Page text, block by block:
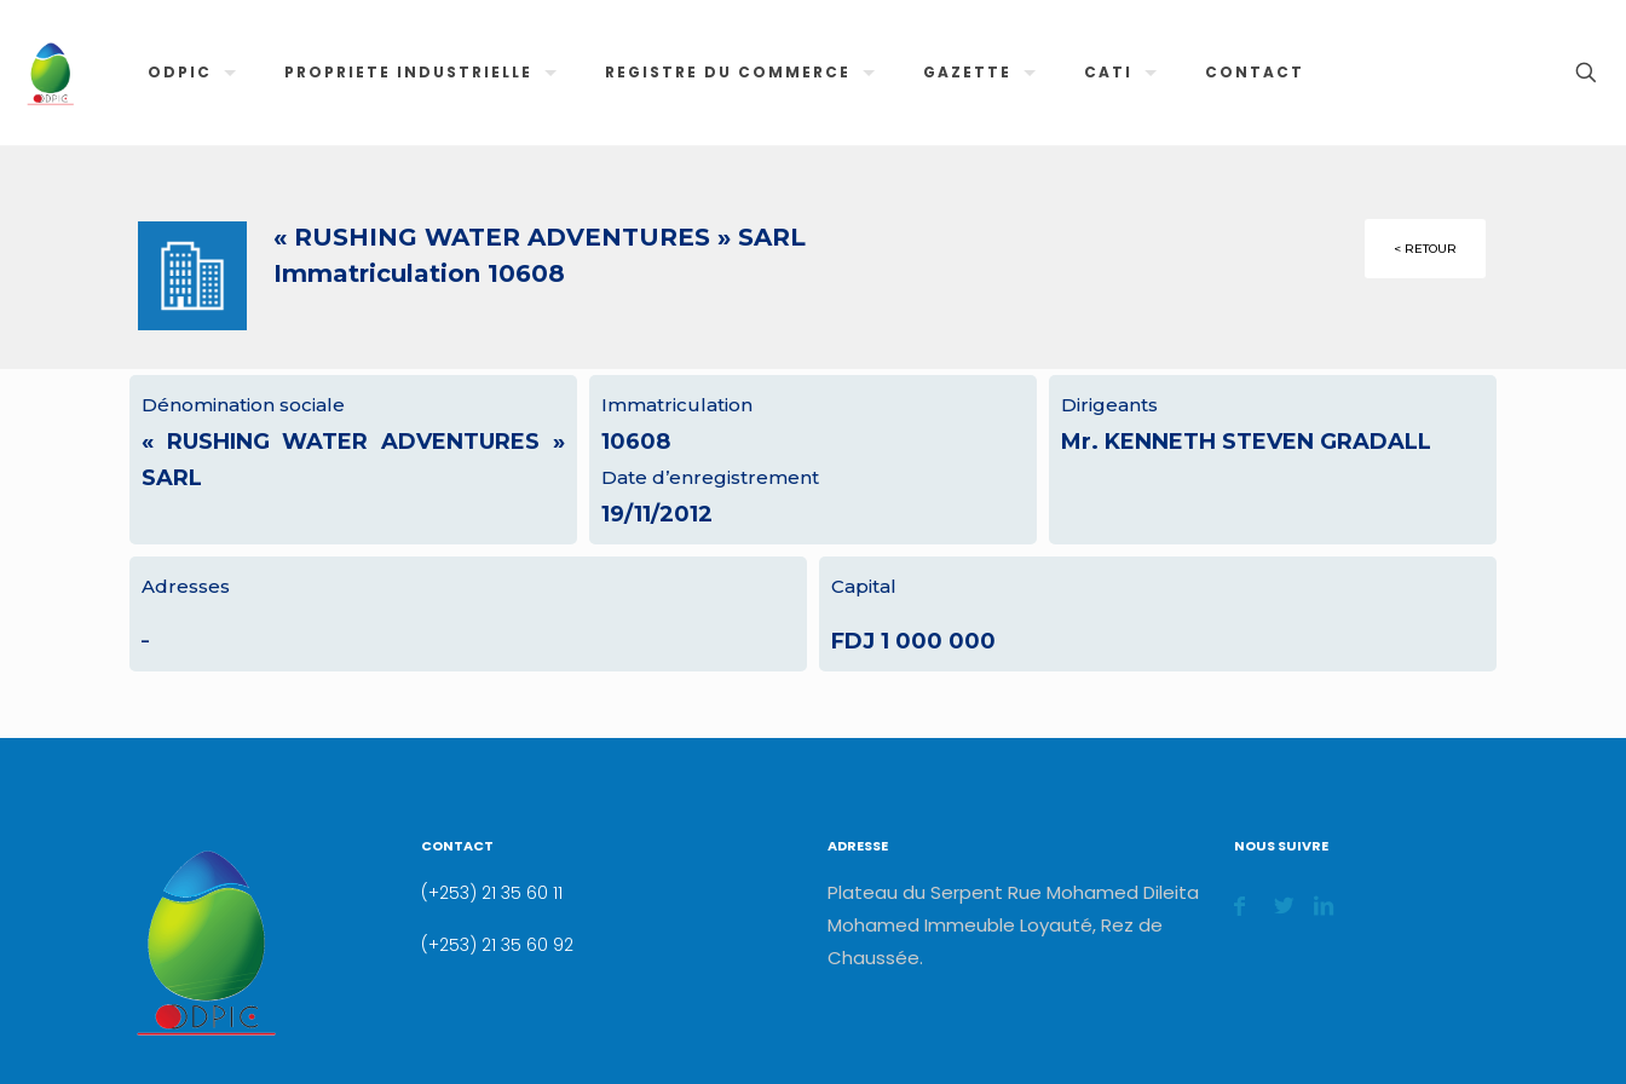
ODPIC PROPRIETE INDUSTRIELLE REGISTRE DU COMMERCE GAZETTE CATI CONTACT
« RUSHING WATER ADVENTURES » SARL
Immatriculation 10608
< RETOUR
Dénomination sociale
« RUSHING WATER ADVENTURES »
SARL
Immatriculation
10608
Date d’enregistrement
19/11/2012
Dirigeants
Mr. KENNETH STEVEN GRADALL
Adresses
–
Capital
FDJ 1 000 000
CONTACT
(+253) 21 35 60 11
(+253) 21 35 60 92
ADRESSE
Plateau du Serpent Rue Mohamed Dileita
Mohamed Immeuble Loyauté, Rez de
Chaussée.
NOUS SUIVRE